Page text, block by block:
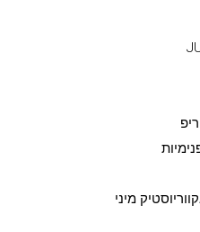
מיני